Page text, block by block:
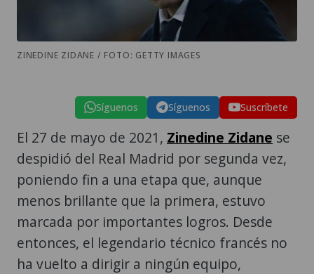
ZINEDINE ZIDANE / FOTO: GETTY IMAGES
Síguenos Síguenos Suscríbete
El 27 de mayo de 2021, Zinedine Zidane se
despidió del Real Madrid por segunda vez,
poniendo fin a una etapa que, aunque
menos brillante que la primera, estuvo
marcada por importantes logros. Desde
entonces, el legendario técnico francés no
ha vuelto a dirigir a ningún equipo,